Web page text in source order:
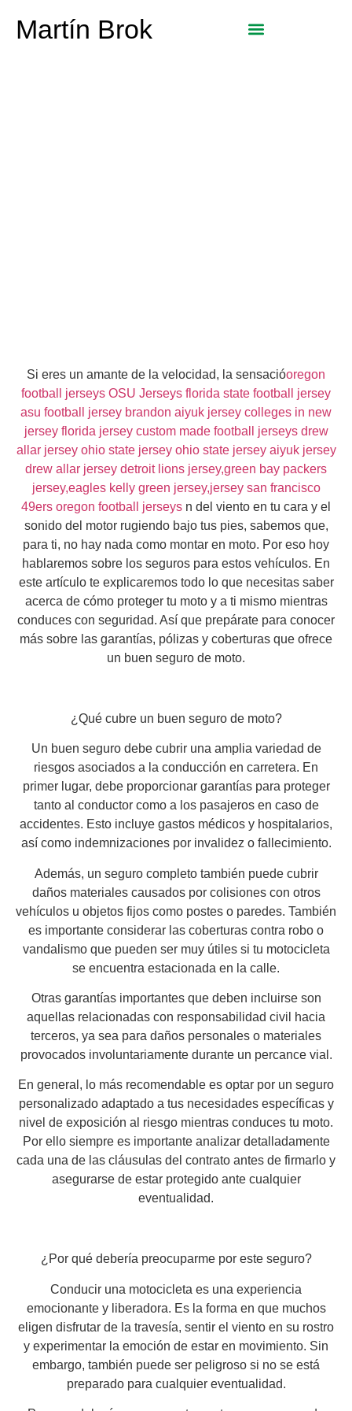
Martín Brok
Si eres un amante de la velocidad, la sensacióoregon
football jerseys OSU Jerseys florida state football jersey
asu football jersey brandon aiyuk jersey colleges in new
jersey florida jersey custom made football jerseys drew
allar jersey ohio state jersey ohio state jersey aiyuk jersey
drew allar jersey detroit lions jersey,green bay packers
jersey,eagles kelly green jersey,jersey san francisco
49ers oregon football jerseys n del viento en tu cara y el
sonido del motor rugiendo bajo tus pies, sabemos que,
para ti, no hay nada como montar en moto. Por eso hoy
hablaremos sobre los seguros para estos vehículos. En
este artículo te explicaremos todo lo que necesitas saber
acerca de cómo proteger tu moto y a ti mismo mientras
conduces con seguridad. Así que prepárate para conocer
más sobre las garantías, pólizas y coberturas que ofrece
un buen seguro de moto.
¿Qué cubre un buen seguro de moto?
Un buen seguro debe cubrir una amplia variedad de
riesgos asociados a la conducción en carretera. En
primer lugar, debe proporcionar garantías para proteger
tanto al conductor como a los pasajeros en caso de
accidentes. Esto incluye gastos médicos y hospitalarios,
así como indemnizaciones por invalidez o fallecimiento.
Además, un seguro completo también puede cubrir
daños materiales causados por colisiones con otros
vehículos u objetos fijos como postes o paredes. También
es importante considerar las coberturas contra robo o
vandalismo que pueden ser muy útiles si tu motocicleta
se encuentra estacionada en la calle.
Otras garantías importantes que deben incluirse son
aquellas relacionadas con responsabilidad civil hacia
terceros, ya sea para daños personales o materiales
provocados involuntariamente durante un percance vial.
En general, lo más recomendable es optar por un seguro
personalizado adaptado a tus necesidades específicas y
nivel de exposición al riesgo mientras conduces tu moto.
Por ello siempre es importante analizar detalladamente
cada una de las cláusulas del contrato antes de firmarlo y
asegurarse de estar protegido ante cualquier
eventualidad.
¿Por qué debería preocuparme por este seguro?
Conducir una motocicleta es una experiencia
emocionante y liberadora. Es la forma en que muchos
eligen disfrutar de la travesía, sentir el viento en su rostro
y experimentar la emoción de estar en movimiento. Sin
embargo, también puede ser peligroso si no se está
preparado para cualquier eventualidad.